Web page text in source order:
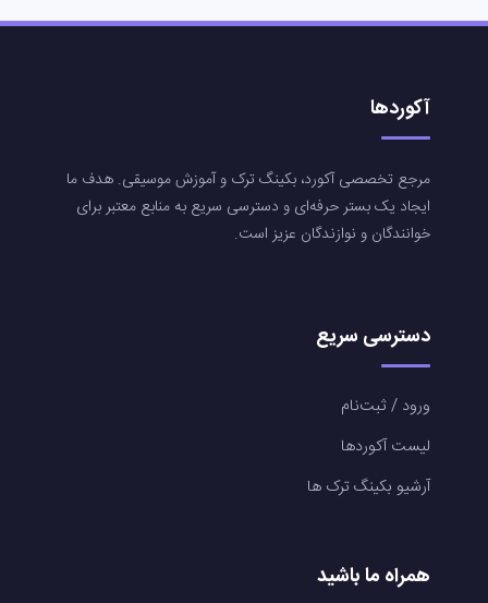
آکوردها
مرجع تخصصی آکورد، بکینگ ترک و آموزش موسیقی. هدف ما
ایجاد یک بستر حرفه‌ای و دسترسی سریع به منابع معتبر برای
خوانندگان و نوازندگان عزیز است.
دسترسی سریع
ورود / ثبت‌نام
لیست آکوردها
آرشیو بکینگ ترک ها
همراه ما باشید